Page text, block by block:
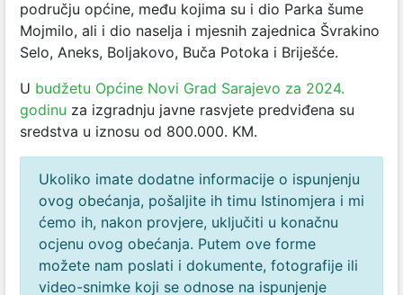
području općine, među kojima su i dio Parka šume
Mojmilo, ali i dio naselja i mjesnih zajednica Švrakino
Selo, Aneks, Boljakovo, Buča Potoka i Briješće.
U budžetu Općine Novi Grad Sarajevo za 2024.
godinu za izgradnju javne rasvjete predviđena su
sredstva u iznosu od 800.000. KM.
Ukoliko imate dodatne informacije o ispunjenju
ovog obećanja, pošaljite ih timu Istinomjera i mi
ćemo ih, nakon provjere, uključiti u konačnu
ocjenu ovog obećanja. Putem ove forme
možete nam poslati i dokumente, fotografije ili
video-snimke koji se odnose na ispunjenje